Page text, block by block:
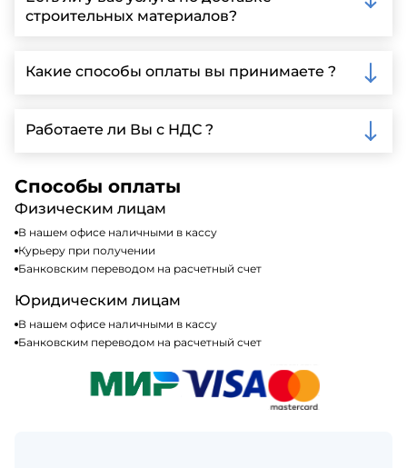
заполнить форму на нашем сайте для более
детальной информации и организации встречи.
строительных материалов?
Ленинградской области, у нас собственный
автопарк, для обеспечения быстрой и надежной
Какие способы оплаты вы принимаете ?
включая наличные, банковские переводы,
кредитные карты. Подробную информацию о
Работаете ли Вы с НДС ?
налогообложения, т.е с НДС 20%
Способы оплаты
Физическим лицам
В нашем офисе наличными в кассу
Курьеру при получении
Банковским переводом на расчетный счет
Юридическим лицам
В нашем офисе наличными в кассу
Банковским переводом на расчетный счет